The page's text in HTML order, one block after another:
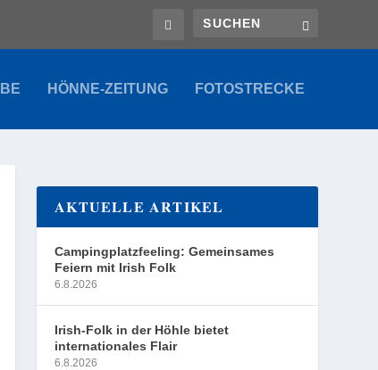
HÖNNE-ZEITUNG FOTOSTRECKE
AKTUELLE ARTIKEL
Campingplatzfeeling: Gemeinsames
Feiern mit Irish Folk
6.8.2026
Irish-Folk in der Höhle bietet
internationales Flair
6.8.2026